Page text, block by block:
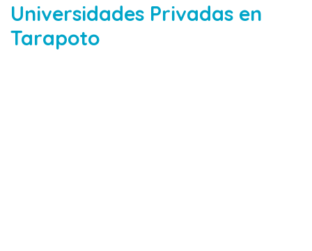
Universidades Privadas en
Tarapoto